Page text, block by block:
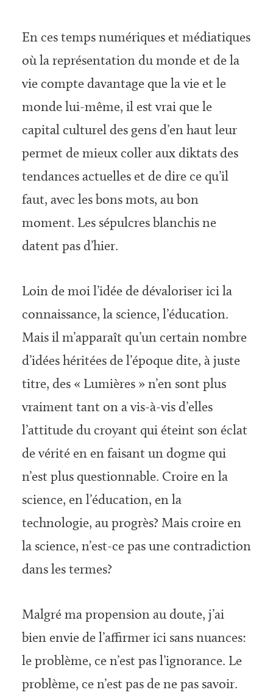
En ces temps numériques et médiatiques
où la représentation du monde et de la
vie compte davantage que la vie et le
monde lui-même, il est vrai que le
capital culturel des gens d’en haut leur
permet de mieux coller aux diktats des
tendances actuelles et de dire ce qu’il
faut, avec les bons mots, au bon
moment. Les sépulcres blanchis ne
datent pas d’hier.
Loin de moi l’idée de dévaloriser ici la
connaissance, la science, l’éducation.
Mais il m’apparaît qu’un certain nombre
d’idées héritées de l’époque dite, à juste
titre, des « Lumières » n’en sont plus
vraiment tant on a vis-à-vis d’elles
l’attitude du croyant qui éteint son éclat
de vérité en en faisant un dogme qui
n’est plus questionnable. Croire en la
science, en l’éducation, en la
technologie, au progrès? Mais croire en
la science, n’est-ce pas une contradiction
dans les termes?
Malgré ma propension au doute, j’ai
bien envie de l’affirmer ici sans nuances:
le problème, ce n’est pas l’ignorance. Le
problème, ce n’est pas de ne pas savoir.